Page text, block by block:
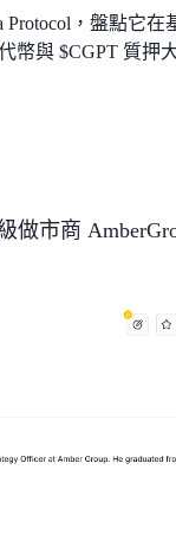
Protocol，盤點它在
幣與 $CGPT 質押
做市商